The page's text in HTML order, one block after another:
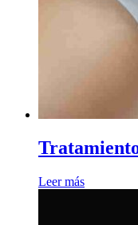
Leer más